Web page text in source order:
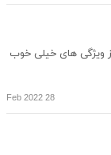
از ویژگی های خیلی خوب
28 Feb 2022